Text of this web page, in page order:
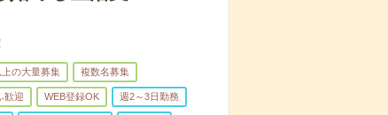
上の大量募集 複数名募集
歓迎 WEB登録OK 週2～3日勤務